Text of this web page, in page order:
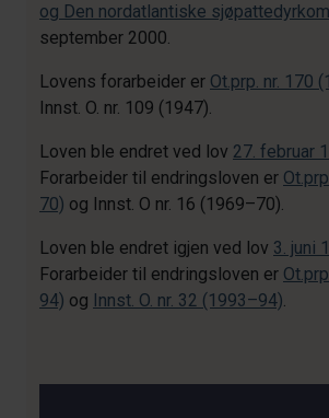
og Den nordatlantiske
september 2000.
Lovens forarbeider er Ot.prp. nr. 170
Innst. O. nr. 109 (1947).
Loven ble endret ved lov 27. februar
Forarbeider til endringsloven er
70) og Innst. O nr. 16 (1969–70).
Loven ble endret igjen ved lov 3. juni
Forarbeider til endringsloven er
94) og Innst. O. nr. 32 (1993–94).